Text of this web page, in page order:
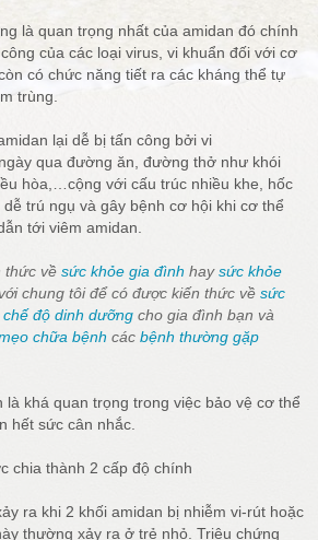
là quan trọng nhất của amidan đó chính
của các loại virus, vi khuẩn đối với cơ
có chức năng tiết ra các kháng thể tự
trùng.
lại dễ bị tấn công bởi vi
qua đường ăn, đường thở như khói
hòa,…cộng với cấu trúc nhiều khe, hốc
trú ngụ và gây bệnh cơ hội khi cơ thể
tới viêm amidan.
thức về sức khỏe gia đình haysức khỏe
chung tôi để có được kiến thức về sức
chế độ dinh dưỡng cho gia đình bạn và
chữa bệnh các bệnh thường gặp
là khá quan trọng trong việc bảo vệ cơ thể
hết sức cân nhắc.
chia thành 2 cấp độ chính
ra khi 2 khối amidan bị nhiễm vi-rút hoặc
thường xảy ra ở trẻ nhỏ. Triệu chứng